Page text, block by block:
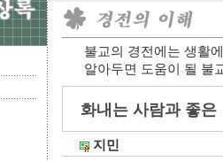
불교의 경전에는 생활
알아두면 도움이 될 불
화내는 사람과 좋은
지민